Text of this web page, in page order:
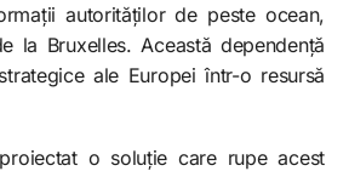
autorităților de peste ocean,
la Bruxelles. Această dependență
ale Europei într-o resursă
o soluție care rupe acest